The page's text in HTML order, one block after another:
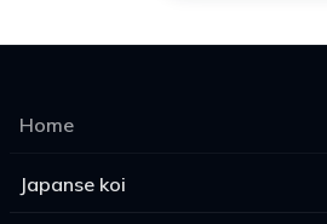
Home
Japanse koi